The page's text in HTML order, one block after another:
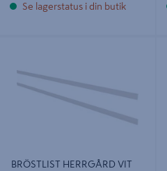
Se lagerstatus i din butik
BRÖSTLIST HERRGÅRD VIT